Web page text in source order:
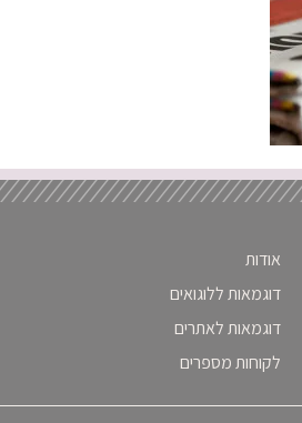
אודות
דוגמאות ללוגואים
דוגמאות לאתרים
לקוחות מספרים